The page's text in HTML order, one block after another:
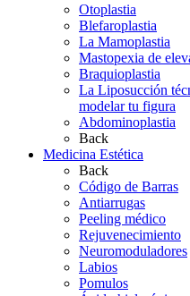
Otoplastia
Blefaroplastia
La Mamoplastia
Mastopexia de
Braquioplastia
La Liposucción
modelar tu figura
Abdominoplastia
Back
Medicina Estética
Back
Código de Barras
Antiarrugas
Peeling médico
Rejuvenecimiento
Neuromoduladores
Labios
Pomulos